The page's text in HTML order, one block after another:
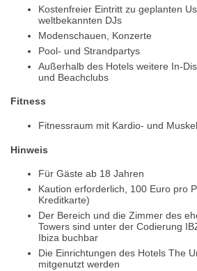
Kostenfreier Eintritt zu geplanten
weltbekannten DJs
Modenschauen, Konzerte
Pool- und Strandpartys
Außerhalb des Hotels weitere In-
und Beachclubs
Fitness
Fitnessraum mit Kardio- und
Hinweis
Für Gäste ab 18 Jahren
Kaution erforderlich, 100 Euro pro
Kreditkarte)
Der Bereich und die Zimmer des
Towers sind unter der Codierung
Ibiza buchbar
Die Einrichtungen des Hotels The
mitgenutzt werden